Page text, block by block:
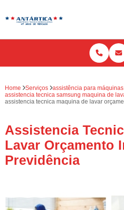
Home Serviços
assistência para
assistencia tecnica samsung maquina de
assistencia tecnica maquina de lavar
Assistencia
Lavar Orçamento
Previdência